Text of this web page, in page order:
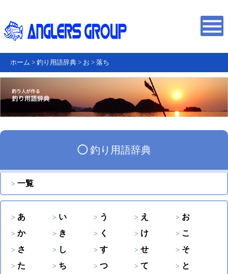
ホーム > 釣り用語辞典 > お > 落ち
◯釣り用語辞典
一覧
あ い う え
お
か
き く け
こ
さ
し す せ
そ
た
ち つ て
と